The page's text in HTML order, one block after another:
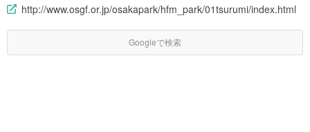
http://www.osgf.or.jp/osakapark/hfm_park/01tsurumi/index.html
Googleで検索